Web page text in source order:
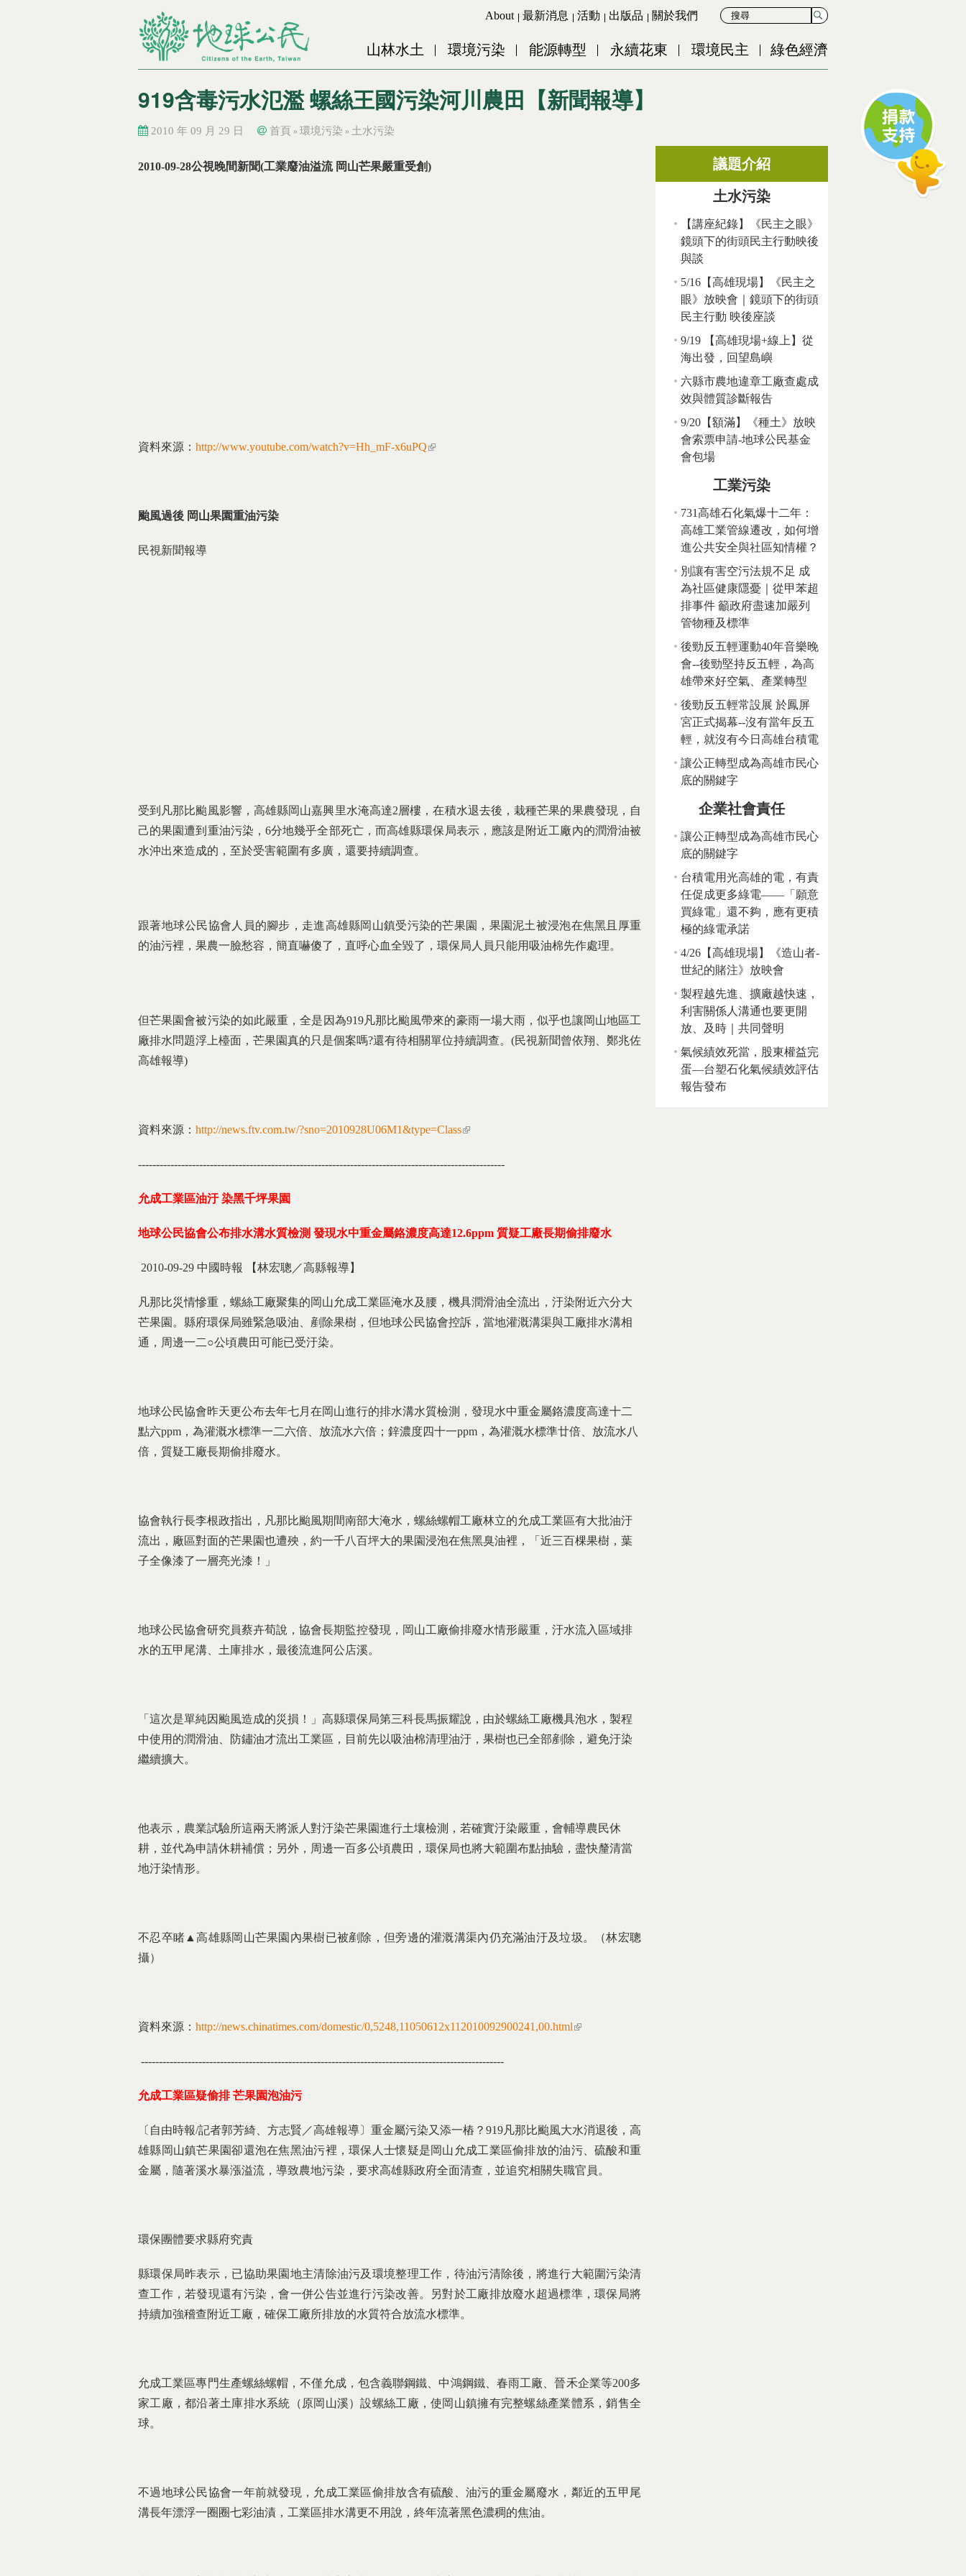
Jump to Navigation
Jump to Main content
About 最新消息 活動 出版品 關於我們
山林水土 環境污染 能源轉型 永續花東 環境民主 綠色經濟
919含毒污水氾濫 螺絲王國污染河川農田【新聞報導】
2010 年 09 月 29 日 首頁 » 環境污染 » 土水污染
您在這裡
2010-09-28公視晚間新聞(工業廢油溢流 岡山芒果嚴重受創)
資料來源： http://www.youtube.com/watch?v=Hh_mF-x6uPQ(link is external)
颱風過後 岡山果園重油污染
民視新聞報導
受到凡那比颱風影響，高雄縣岡山嘉興里水淹高達2層樓，在積水退去後，栽種芒果的果農發現，自
己的果園遭到重油污染，6分地幾乎全部死亡，而高雄縣環保局表示，應該是附近工廠內的潤滑油被
水沖出來造成的，至於受害範圍有多廣，還要持續調查。
跟著地球公民協會人員的腳步，走進高雄縣岡山鎮受污染的芒果園，果園泥土被浸泡在焦黑且厚重
的油污裡，果農一臉愁容，簡直嚇傻了，直呼心血全毀了，環保局人員只能用吸油棉先作處理。
但芒果園會被污染的如此嚴重，全是因為919凡那比颱風帶來的豪雨一場大雨，似乎也讓岡山地區工
廠排水問題浮上檯面，芒果園真的只是個案嗎?還有待相關單位持續調查。(民視新聞曾依翔、鄭兆佐
高雄報導)
資料來源： http://news.ftv.com.tw/?sno=2010928U06M1&type=Class(link is external)
------------------------------------------------------------------------------------------------------
允成工業區油汙 染黑千坪果園
地球公民協會公布排水溝水質檢測 發現水中重金屬鉻濃度高達12.6ppm 質疑工廠長期偷排廢水
2010-09-29 中國時報 【林宏聰／高縣報導】
凡那比災情慘重，螺絲工廠聚集的岡山允成工業區淹水及腰，機具潤滑油全流出，汙染附近六分大
芒果園。縣府環保局雖緊急吸油、剷除果樹，但地球公民協會控訴，當地灌溉溝渠與工廠排水溝相
通，周邊一二○公頃農田可能已受汙染。
地球公民協會昨天更公布去年七月在岡山進行的排水溝水質檢測，發現水中重金屬鉻濃度高達十二
點六ppm，為灌溉水標準一二六倍、放流水六倍；鋅濃度四十一ppm，為灌溉水標準廿倍、放流水八
倍，質疑工廠長期偷排廢水。
協會執行長李根政指出，凡那比颱風期間南部大淹水，螺絲螺帽工廠林立的允成工業區有大批油汙
流出，廠區對面的芒果園也遭殃，約一千八百坪大的果園浸泡在焦黑臭油裡，「近三百棵果樹，葉
子全像漆了一層亮光漆！」
地球公民協會研究員蔡卉荀說，協會長期監控發現，岡山工廠偷排廢水情形嚴重，汙水流入區域排
水的五甲尾溝、土庫排水，最後流進阿公店溪。
「這次是單純因颱風造成的災損！」高縣環保局第三科長馬振耀說，由於螺絲工廠機具泡水，製程
中使用的潤滑油、防鏽油才流出工業區，目前先以吸油棉清理油汙，果樹也已全部剷除，避免汙染
繼續擴大。
他表示，農業試驗所這兩天將派人對汙染芒果園進行土壤檢測，若確實汙染嚴重，會輔導農民休
耕，並代為申請休耕補償；另外，周邊一百多公頃農田，環保局也將大範圍布點抽驗，盡快釐清當
地汙染情形。
不忍卒睹▲高雄縣岡山芒果園內果樹已被剷除，但旁邊的灌溉溝渠內仍充滿油汙及垃圾。（林宏聰
攝）
資料來源： http://news.chinatimes.com/domestic/0,5248,11050612x112010092900241,00.html(link is external)
-----------------------------------------------------------------------------------------------------
允成工業區疑偷排 芒果園泡油污
〔自由時報/記者郭芳綺、方志賢／高雄報導〕重金屬污染又添一樁？919凡那比颱風大水消退後，高
雄縣岡山鎮芒果園卻還泡在焦黑油污裡，環保人士懷疑是岡山允成工業區偷排放的油污、硫酸和重
金屬，隨著溪水暴漲溢流，導致農地污染，要求高雄縣政府全面清查，並追究相關失職官員。
環保團體要求縣府究責
縣環保局昨表示，已協助果園地主清除油污及環境整理工作，待油污清除後，將進行大範圍污染清
查工作，若發現還有污染，會一併公告並進行污染改善。另對於工廠排放廢水超過標準，環保局將
持續加強稽查附近工廠，確保工廠所排放的水質符合放流水標準。
允成工業區專門生產螺絲螺帽，不僅允成，包含義聯鋼鐵、中鴻鋼鐵、春雨工廠、晉禾企業等200多
家工廠，都沿著土庫排水系統（原岡山溪）設螺絲工廠，使岡山鎮擁有完整螺絲產業體系，銷售全
球。
不過地球公民協會一年前就發現，允成工業區偷排放含有硫酸、油污的重金屬廢水，鄰近的五甲尾
溝長年漂浮一圈圈七彩油漬，工業區排水溝更不用說，終年流著黑色濃稠的焦油。
議題介紹
土水污染
【講座紀錄】《民主之眼》
鏡頭下的街頭民主行動映後
與談
5/16【高雄現場】《民主之
眼》放映會｜鏡頭下的街頭
民主行動 映後座談
9/19 【高雄現場+線上】從
海出發，回望島嶼
六縣市農地違章工廠查處成
效與體質診斷報告
9/20【額滿】《種土》放映
會索票申請-地球公民基金
會包場
工業污染
731高雄石化氣爆十二年：
高雄工業管線遷改，如何增
進公共安全與社區知情權？
別讓有害空污法規不足 成
為社區健康隱憂｜從甲苯超
排事件 籲政府盡速加嚴列
管物種及標準
後勁反五輕運動40年音樂晚
會--後勁堅持反五輕，為高
雄帶來好空氣、產業轉型
後勁反五輕常設展 於鳳屏
宮正式揭幕--沒有當年反五
輕，就沒有今日高雄台積電
讓公正轉型成為高雄市民心
底的關鍵字
企業社會責任
讓公正轉型成為高雄市民心
底的關鍵字
台積電用光高雄的電，有責
任促成更多綠電——「願意
買綠電」還不夠，應有更積
極的綠電承諾
4/26【高雄現場】《造山者-
世紀的賭注》放映會
製程越先進、擴廠越快速，
利害關係人溝通也要更開
放、及時｜共同聲明
氣候績效死當，股東權益完
蛋—台塑石化氣候績效評估
報告發布